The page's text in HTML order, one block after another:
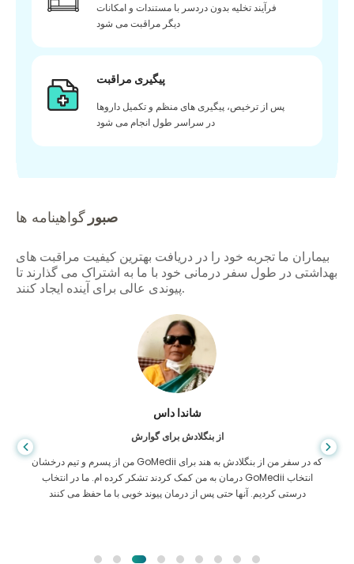
فرآیند تخلیه بدون دردسر با مستندات و امکانات
دیگر مراقبت می شود
پیگیری مراقبت
پس از ترخیص، پیگیری های منظم و تکمیل داروها
در سراسر طول انجام می شود
صبور گواهینامه ها
بیماران ما تجربه خود را در دریافت بهترین کیفیت مراقبت های
بهداشتی در طول سفر درمانی خود با ما به اشتراک می گذارند تا
پیوندی عالی برای آینده ایجاد کنند.
شاندا داس
از بنگلادش برای گوارش
من از پسرم و تیم درخشان GoMedii که در سفر من از بنگلادش به هند برای
درمان به من کمک کردند تشکر کرده ام. ما در انتخاب GoMedii انتخاب
درستی کردیم. آنها حتی پس از درمان پیوند خوبی با ما حفظ می کنند